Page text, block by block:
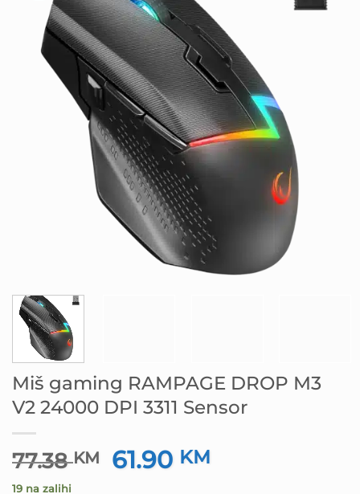
Miš gaming RAMPAGE DROP M3
V2 24000 DPI 3311 Sensor
77.38KM
Izvorna
cijena
61.90 KM
19 na zalihi